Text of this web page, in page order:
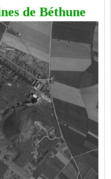
de Béthune